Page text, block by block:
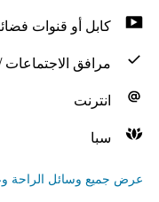
كابل أو قنوات
مرافق الاجتماعات /
انترنت
سبا
عرض جميع وسائل الراحة